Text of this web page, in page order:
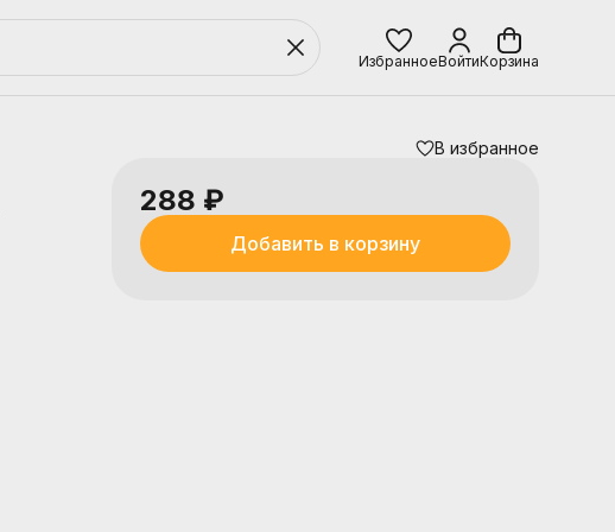
ИзбранноеВойтиКорзина
В избранное
288 ₽
Добавить в корзину